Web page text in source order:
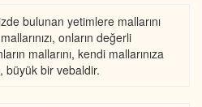
bulunan yetimlere mallarını
onların değerli
mallarını, kendi mallarınıza
büyük bir vebaldir.